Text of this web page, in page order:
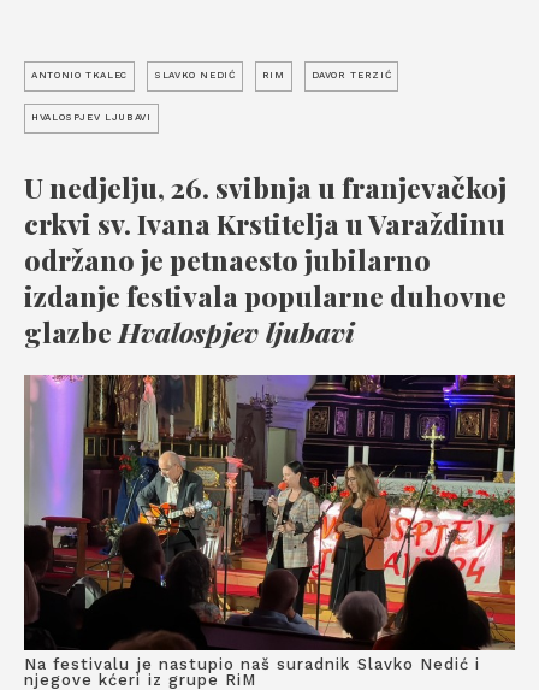
ANTONIO TKALEC SLAVKO NEDIĆ RIM DAVOR TERZIĆ
HVALOSPJEV LJUBAVI
U nedjelju, 26. svibnja u franjevačkoj
crkvi sv. Ivana Krstitelja u Varaždinu
održano je petnaesto jubilarno
izdanje festivala popularne duhovne
glazbe Hvalospjev ljubavi
Na festivalu je nastupio naš suradnik Slavko Nedić i
njegove kćeri iz grupe RiM